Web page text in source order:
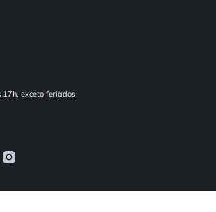
17h, exceto feriados